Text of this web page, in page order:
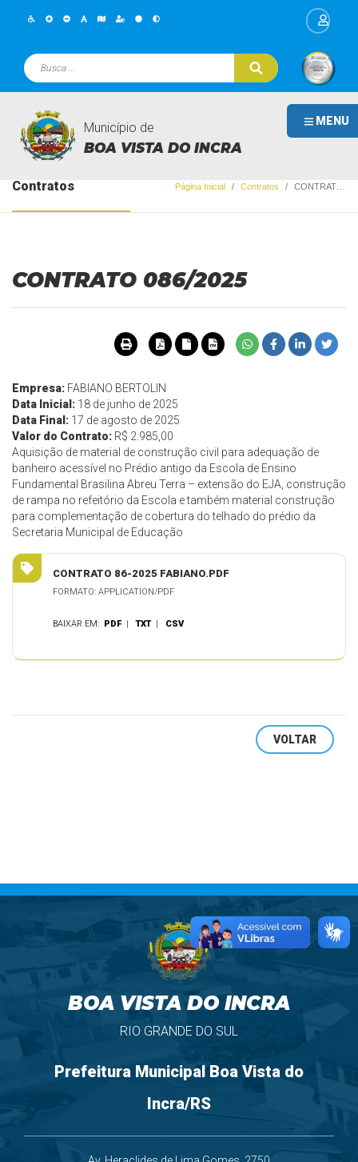
MENU
Município de
BOA VISTA DO INCRA
Contratos Página Inicial Contratos CONTRATO 086/2025
CONTRATO 086/2025
Empresa: FABIANO BERTOLIN
Data Inicial: 18 de junho de 2025
Data Final: 17 de agosto de 2025
Valor do Contrato: R$ 2.985,00
Aquisição de material de construção civil para adequação de
banheiro acessível no Prédio antigo da Escola de Ensino
Fundamental Brasilina Abreu Terra – extensão do EJA, construção
de rampa no refeitório da Escola e também material construção
para complementação de cobertura do telhado do prédio da
Secretaria Municipal de Educação
CONTRATO 86-2025 FABIANO.PDF
FORMATO: APPLICATION/PDF
BAIXAR EM: PDF |TXT | CSV
VOLTAR
BOA VISTA DO INCRA
RIO GRANDE DO SUL
Prefeitura Municipal Boa Vista do
Incra/RS